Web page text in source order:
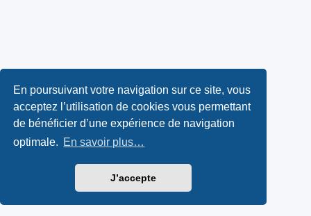
En poursuivant votre navigation sur ce site, vous
acceptez l’utilisation de cookies vous permettant
de bénéficier d’une expérience de navigation
optimale. En savoir plus…
J’accepte